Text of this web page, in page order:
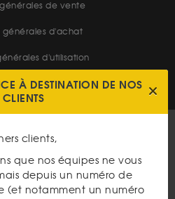
de vente
générales d'achat
d'utilisation
À DESTINATION DE NOS
CLIENTS
clients,
que nos équipes ne vous
depuis un numéro de
(et notamment un numéro